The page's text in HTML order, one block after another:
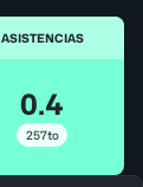
ASISTENCIAS
0.4
257to